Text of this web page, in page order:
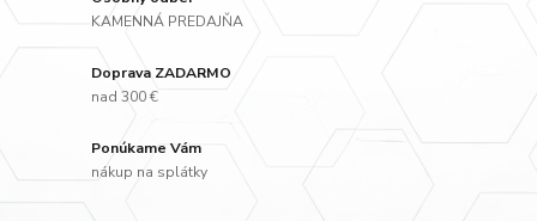
KAMENNÁ PREDAJŇA
Doprava ZADARMO
nad 300 €
Ponúkame Vám
nákup na splátky